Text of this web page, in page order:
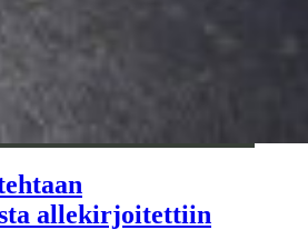
allekirjoitettiin